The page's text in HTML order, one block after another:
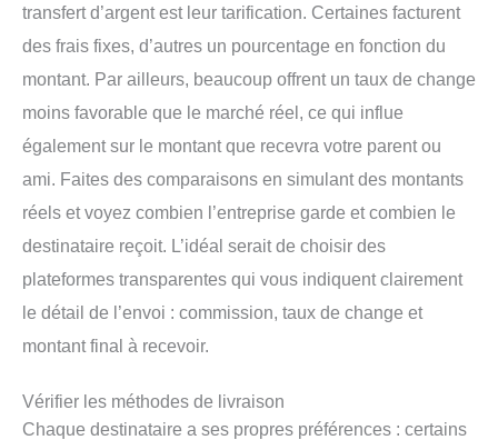
transfert d’argent est leur tarification. Certaines facturent
des frais fixes, d’autres un pourcentage en fonction du
montant. Par ailleurs, beaucoup offrent un taux de change
moins favorable que le marché réel, ce qui influe
également sur le montant que recevra votre parent ou
ami. Faites des comparaisons en simulant des montants
réels et voyez combien l’entreprise garde et combien le
destinataire reçoit. L’idéal serait de choisir des
plateformes transparentes qui vous indiquent clairement
le détail de l’envoi : commission, taux de change et
montant final à recevoir.
Vérifier les méthodes de livraison
Chaque destinataire a ses propres préférences : certains